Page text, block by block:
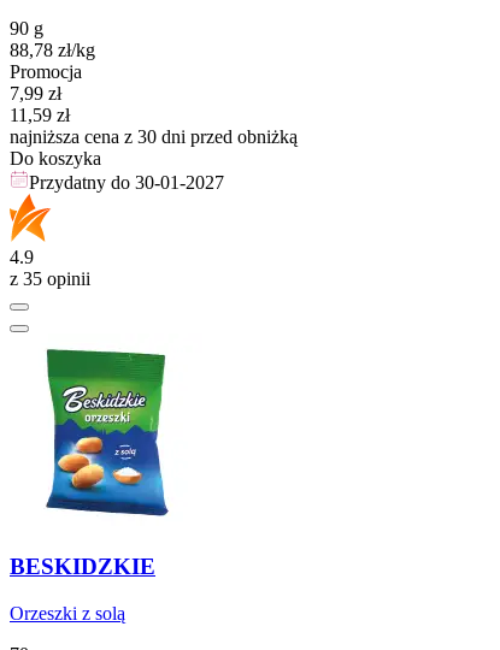
90 g
88,78 zł/kg
Promocja
Cena promocyjna
7,99 zł
11,59 zł
najniższa cena z 30 dni przed obniżką
Do koszyka
Przydatny do 30-01-2027
4.9
z 35 opinii
BESKIDZKIE
Orzeszki z solą